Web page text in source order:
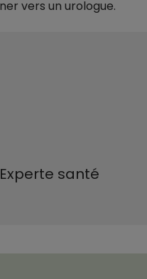
vers un urologue.
santé